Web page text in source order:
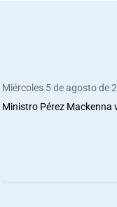
Miércoles 5 de agosto de
Ministro Pérez Mackenna